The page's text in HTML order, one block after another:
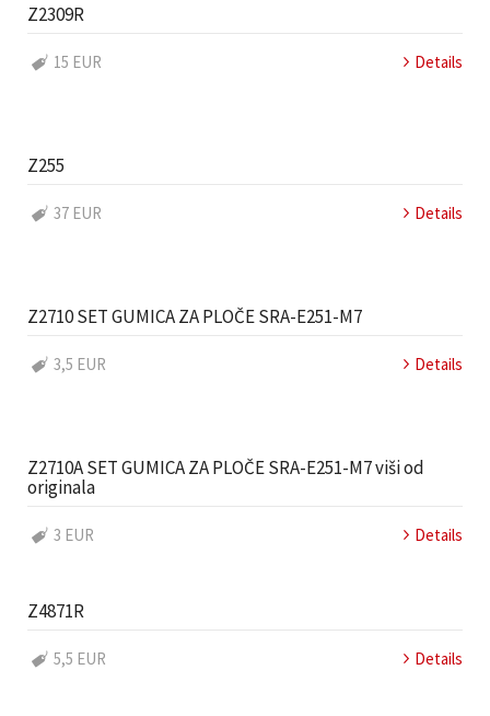
Z2309R
15 EUR Details
Z255
37 EUR Details
Z2710 SET GUMICA ZA PLOČE SRA-E251-M7
3,5 EUR Details
Z2710A SET GUMICA ZA PLOČE SRA-E251-M7 viši od
originala
3 EUR Details
Z4871R
5,5 EUR Details